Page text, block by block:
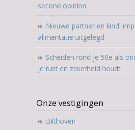
second opinion
Nieuwe partner en kind:
alimentatie uitgelegd
Scheiden rond je 50e als
je rust en zekerheid houdt
Onze vestigingen
Bilthoven